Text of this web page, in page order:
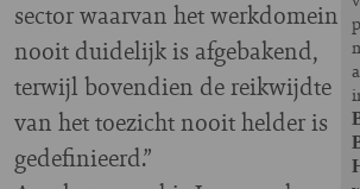
sector waarvan het werkdomein
nooit duidelijk is afgebakend,
terwijl bovendien de reikwijdte
van het toezicht nooit helder is
gedefinieerd.”